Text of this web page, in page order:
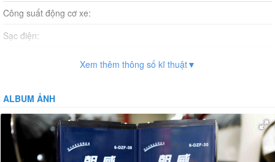
Công suất động cơ xe:
Sạc điện:
Hệ thống phanh:
Giảm xóc:
Bánh xe:
Xem thêm thông số kĩ thuật▼
ALBUM ẢNH